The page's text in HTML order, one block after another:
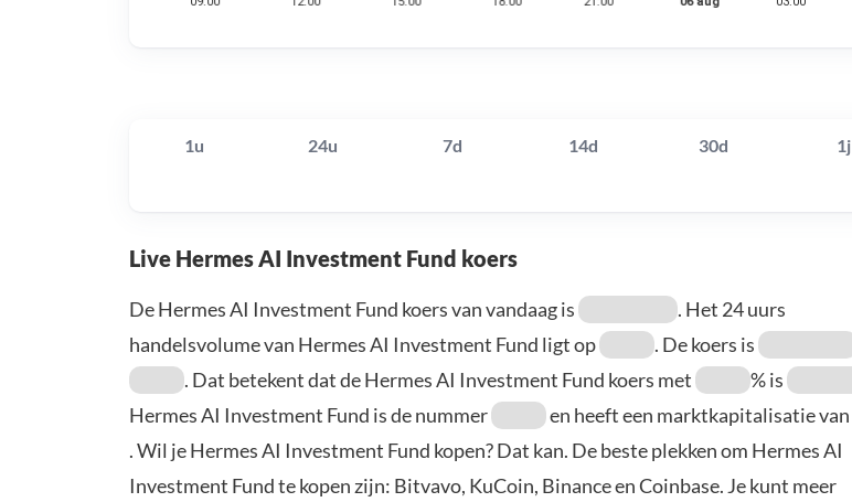
1u 24u 7d 14d 30d 1j
Live Hermes AI Investment Fund koers
De Hermes AI Investment Fund koers van vandaag is
. Het 24 uurs
handelsvolume van Hermes AI Investment Fund ligt op
. De koers is
. Dat betekent dat de Hermes AI Investment Fund koers met
% is
Hermes AI Investment Fund is de nummer
en heeft een marktkapitalisatie van
. Wil je Hermes AI Investment Fund kopen? Dat kan. De beste plekken om Hermes AI
Investment Fund te kopen zijn: Bitvavo, KuCoin, Binance en Coinbase. Je kunt meer